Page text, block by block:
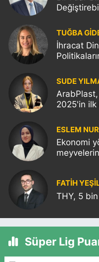
TUĞBA
İhracat
SUDE
ArabPlast,
2025'in ilk
ESLEM
Ekonomi
FATIH
THY, 5
Süper Lig